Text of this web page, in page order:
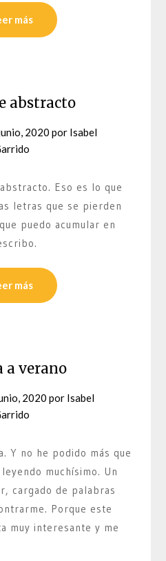
más
abstracto
2020 por Isabel
Eso es lo que
letras que se pierden
puedo acumular en
más
a verano
2020 por Isabel
Y no he podido más que
muchísimo. Un
cargado de palabras
Porque este
muy interesante y me